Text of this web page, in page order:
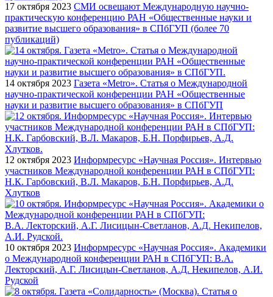
17 октября 2023 СМИ освещают Международную научно-
практическую конференцию РАН «Общественные науки и
развитие высшего образования» в СПбГУП (более 70
публикаций)
14 октября 2023 Газета «Metro». Статья о Международной
научно-практической конференции РАН «Общественные
науки и развитие высшего образования» в СПбГУП
12 октября 2023 Информресурс «Научная Россия». Интервью
участников Международной конференции РАН в СПбГУП:
Н.К. Гарбовский, В.Л. Макаров, Б.Н. Порфирьев, А.Д.
Хлутков
10 октября 2023 Информресурс «Научная Россия». Академики
о Международной конференции РАН в СПбГУП: В.А.
Лекторский, А.Г. Лисицын-Светланов, А.Д. Некипелов, А.И.
Рудской